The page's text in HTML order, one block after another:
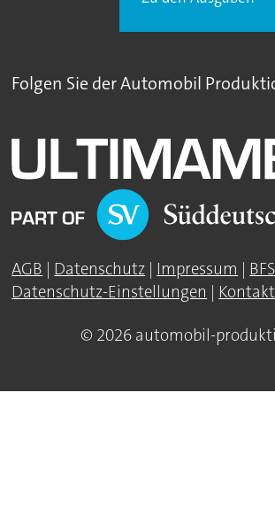
Folgen Sie der Automobil
AGB | Datenschutz | Impressum |
Datenschutz-Einstellungen | Kontakt
© 2026 automobil-